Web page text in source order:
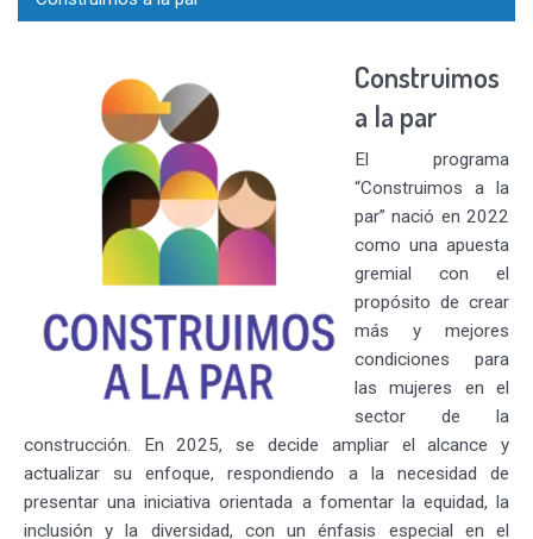
tercer
Construimos
a la par
El programa
“Construimos a la
par” nació en 2022
como una apuesta
gremial con el
propósito de crear
más y mejores
condiciones para
las mujeres en el
sector de la
construcción. En 2025, se decide ampliar el alcance y
actualizar su enfoque, respondiendo a la necesidad de
presentar una iniciativa orientada a fomentar la equidad, la
inclusión y la diversidad, con un énfasis especial en el